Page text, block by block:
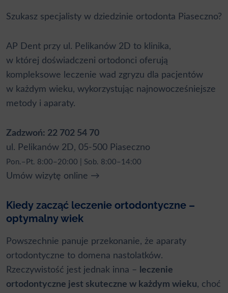
Szukasz specjalisty w dziedzinie ortodonta Piaseczno?
AP Dent przy ul. Pelikanów 2D to klinika,
w której doświadczeni ortodonci oferują
kompleksowe leczenie wad zgryzu dla pacjentów
w każdym wieku, wykorzystując najnowocześniejsze
metody i aparaty.
Zadzwoń: 22 702 54 70
ul. Pelikanów 2D, 05-500 Piaseczno
Pon.–Pt. 8:00–20:00 | Sob. 8:00–14:00
Umów wizytę online →
Kiedy zacząć leczenie ortodontyczne –
optymalny wiek
Powszechnie panuje przekonanie, że aparaty
ortodontyczne to domena nastolatków.
Rzeczywistość jest jednak inna –
leczenie
ortodontyczne jest skuteczne w każdym wieku, choć